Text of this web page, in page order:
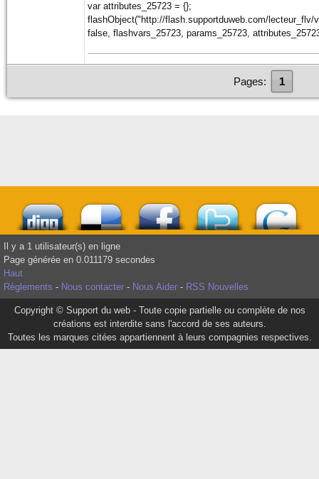
var attributes_25723 = {};
flashObject("http://flash.supportduweb.com/
false, flashvars_25723, params_25723,
Pages: 1
Il y a 1 utilisateur(s) en ligne
Page générée en 0.011179 secondes
Haut
Règlements - Nous contacter - Nous Aider - RSS Nouvelles
Copyright © Support du web - Toute copie partielle ou complète de nos
créations est interdite sans l'accord de ses auteurs.
Toutes les marques citées appartiennent à leurs compagnies respectives.